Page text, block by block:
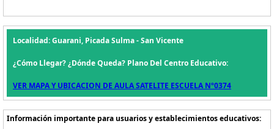
Localidad: Guarani, Picada Sulma - San Vicente
¿Cómo Llegar? ¿Dónde Queda? Plano Del Centro Educativo:
VER MAPA Y UBICACION DE AULA SATELITE ESCUELA Nº0374
Información importante para usuarios y establecimientos educativos: